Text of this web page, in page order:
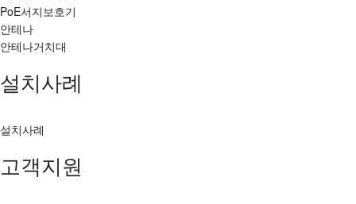
PoE서지보호기
안테나
안테나거치대
설치사례
설치사례
고객지원